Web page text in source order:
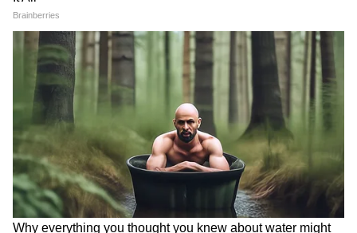
(Except for the headline, this story has
not been edited by Asianetnews Editorial
staff and is published from a syndicated
feed.)